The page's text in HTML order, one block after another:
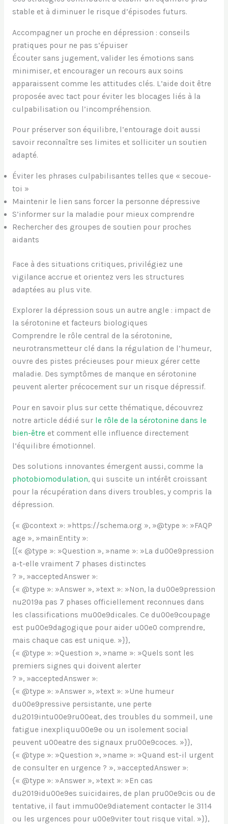
stable et à diminuer le risque d’épisodes futurs.
Accompagner un proche en dépression : conseils
pratiques pour ne pas s’épuiser
Écouter sans jugement, valider les émotions sans
minimiser, et encourager un recours aux soins
apparaissent comme les attitudes clés. L’aide doit être
proposée avec tact pour éviter les blocages liés à la
culpabilisation ou l’incompréhension.
Pour préserver son équilibre, l’entourage doit aussi
savoir reconnaître ses limites et solliciter un soutien
adapté.
Éviter les phrases culpabilisantes telles que « secoue-
toi »
Maintenir le lien sans forcer la personne dépressive
S’informer sur la maladie pour mieux comprendre
Rechercher des groupes de soutien pour proches
aidants
Face à des situations critiques, privilégiez une
vigilance accrue et orientez vers les structures
adaptées au plus vite.
Explorer la dépression sous un autre angle : impact de
la sérotonine et facteurs biologiques
Comprendre le rôle central de la sérotonine,
neurotransmetteur clé dans la régulation de l’humeur,
ouvre des pistes précieuses pour mieux gérer cette
maladie. Des symptômes de manque en sérotonine
peuvent alerter précocement sur un risque dépressif.
Pour en savoir plus sur cette thématique, découvrez
notre article dédié sur le rôle de la sérotonine dans le
bien-êtreet comment elle influence directement
l’équilibre émotionnel.
Des solutions innovantes émergent aussi, comme la
photobiomodulation, qui suscite un intérêt croissant
pour la récupération dans divers troubles, y compris la
dépression.
{« @context »: »https://schema.org », »@type »: »FAQP
age », »mainEntity »:
[{« @type »: »Question », »name »: »La du00e9pression
a-t-elle vraiment 7 phases distinctes
? », »acceptedAnswer »:
{« @type »: »Answer », »text »: »Non, la du00e9pression
nu2019a pas 7 phases officiellement reconnues dans
les classifications mu00e9dicales. Ce du00e9coupage
est pu00e9dagogique pour aider u00e0 comprendre,
mais chaque cas est unique. »}},
{« @type »: »Question », »name »: »Quels sont les
premiers signes qui doivent alerter
? », »acceptedAnswer »:
{« @type »: »Answer », »text »: »Une humeur
du00e9pressive persistante, une perte
du2019intu00e9ru00eat, des troubles du sommeil, une
fatigue inexpliquu00e9e ou un isolement social
peuvent u00eatre des signaux pru00e9coces. »}},
{« @type »: »Question », »name »: »Quand est-il urgent
de consulter en urgence ? », »acceptedAnswer »:
{« @type »: »Answer », »text »: »En cas
du2019idu00e9es suicidaires, de plan pru00e9cis ou de
tentative, il faut immu00e9diatement contacter le 3114
ou les urgences pour u00e9viter tout risque vital. »}},